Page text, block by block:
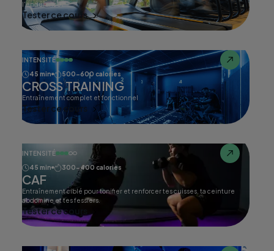
l'endurance.
Tester ce cours
INTENSITÉ
45 min
500-600 calories
CROSS TRAINING
Entraînement complet et fonctionnel
Tester ce cours
INTENSITÉ
45 min
300-400 calories
CAF
Entraînement ciblé pour tonifier et renforcer tes cuisses, ta ceinture
abdomine et tes fessiers.
Tester ce cours